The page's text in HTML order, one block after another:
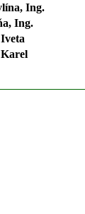
Ing.
Ing.